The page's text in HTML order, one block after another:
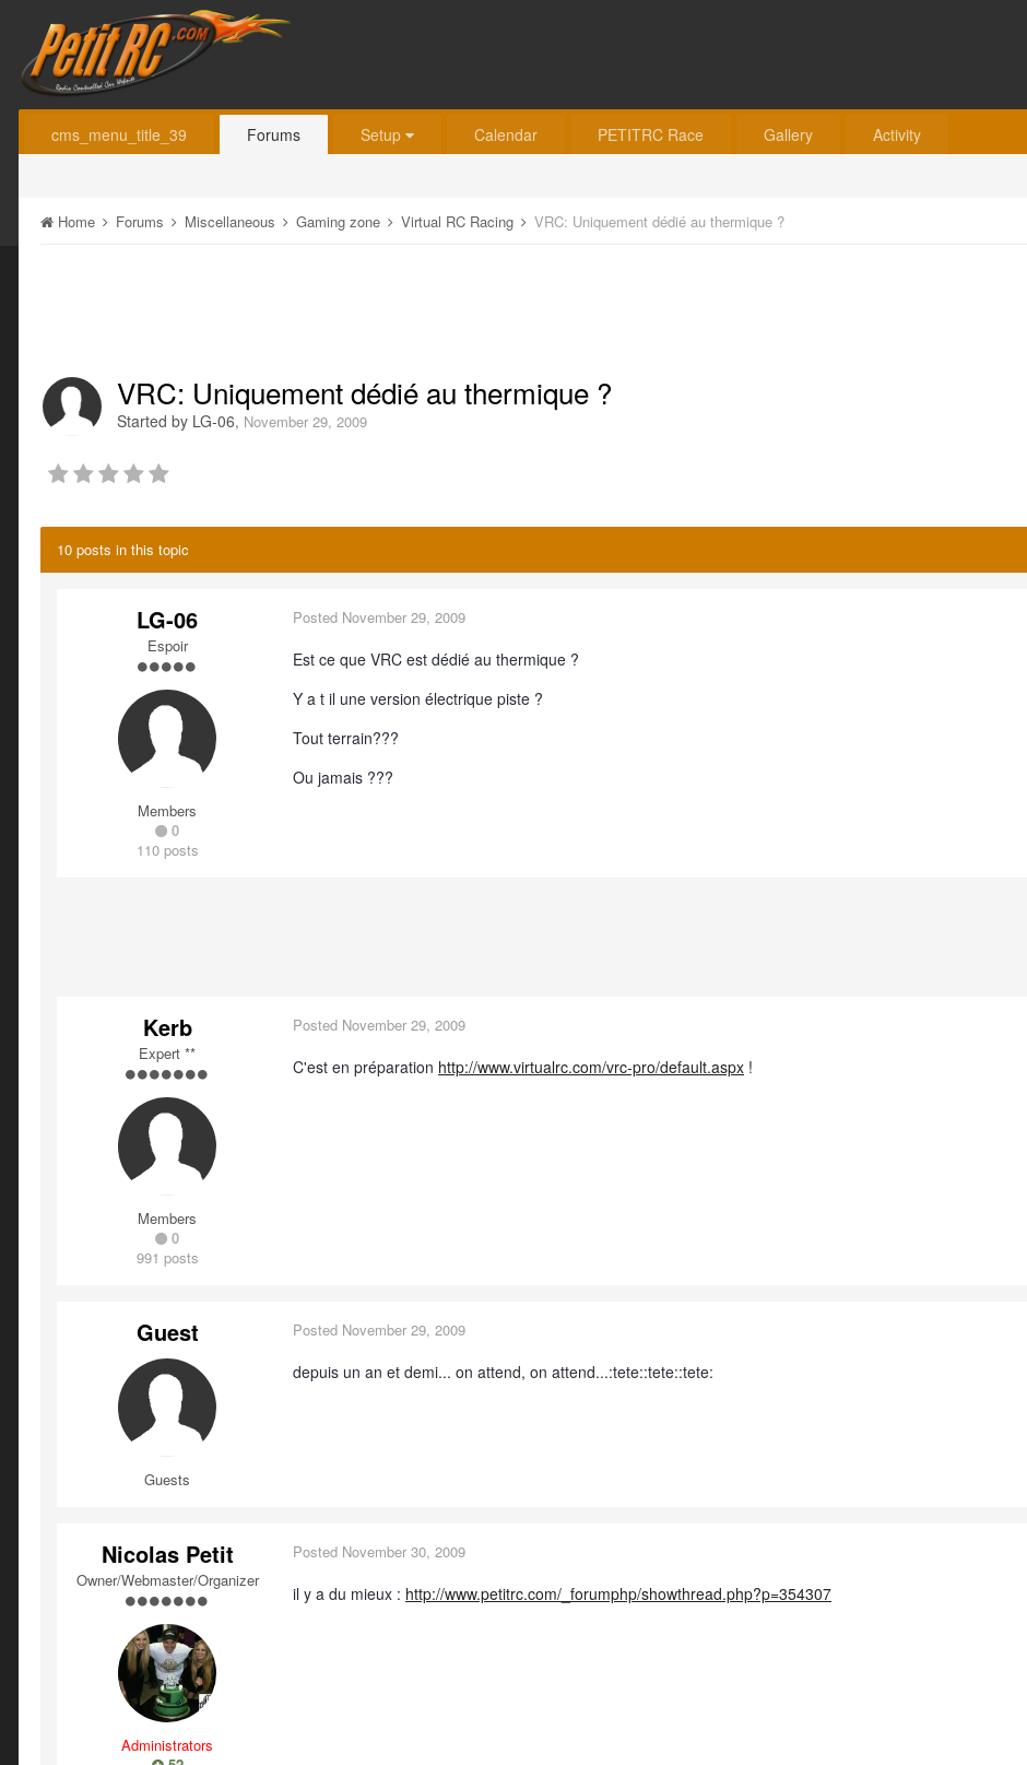
cms_menu_title_39 Forums Setup Calendar PETITRC Race Gallery Activity
Home Forums Miscellaneous Gaming zone Virtual RC Racing VRC: Uniquement dédié au thermique ?
VRC: Uniquement dédié au thermique ?
Started by LG-06, November 29, 2009
10 posts in this topic
LG-06
Espoir
Members
0
110 posts
Posted November 29, 2009
Est ce que VRC est dédié au thermique ?
Y a t il une version électrique piste ?
Tout terrain???
Ou jamais ???
Kerb
Expert **
Members
0
991 posts
Posted November 29, 2009
C'est en préparation http://www.virtualrc.com/vrc-pro/default.aspx !
Guest
Guests
Posted November 29, 2009
depuis un an et demi... on attend, on attend...:tete::tete::tete:
Nicolas Petit
Owner/Webmaster/Organizer
Administrators
Posted November 30, 2009
il y a du mieux : http://www.petitrc.com/_forumphp/showthread.php?p=354307